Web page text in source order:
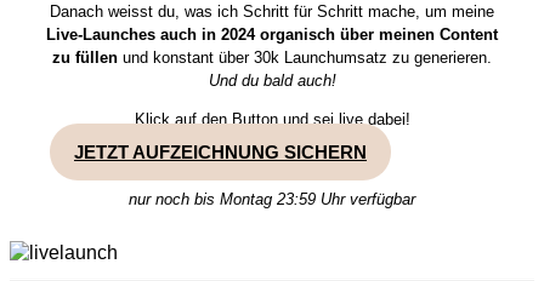
Danach weisst du, was ich Schritt für Schritt mache, um meine
Live-Launches auch in 2024 organisch über meinen Content
zu füllen und konstant über 30k Launchumsatz zu generieren.
Und du bald auch!
Klick auf den Button und sei live dabei!
JETZT AUFZEICHNUNG SICHERN
nur noch bis Montag 23:59 Uhr verfügbar